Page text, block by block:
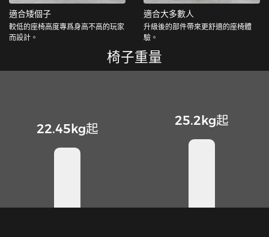
適合矮個子
較低的座椅高度專爲身高不高的玩家
而設計。
適合大多數人
升級後的部件帶來更舒適的座椅體
驗。
椅子重量
22.45kg起
25.2kg起